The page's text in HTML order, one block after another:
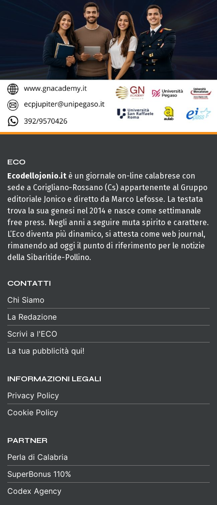
ECO
Ecodellojonio.it è un giornale on-line calabrese con
sede a Corigliano-Rossano (Cs) appartenente al Gruppo
editoriale Jonico e diretto da Marco Lefosse. La testata
trova la sua genesi nel 2014 e nasce come settimanale
free press. Negli anni a seguire muta spirito e carattere.
L’Eco diventa più dinamico, si attesta come web journal,
rimanendo ad oggi il punto di riferimento per le notizie
della Sibaritide-Pollino.
CONTATTI
Chi Siamo
La Redazione
Scrivi a l'ECO
La tua pubblicità qui!
INFORMAZIONI LEGALI
Privacy Policy
Cookie Policy
PARTNER
Perla di Calabria
SuperBonus 110%
Codex Agency